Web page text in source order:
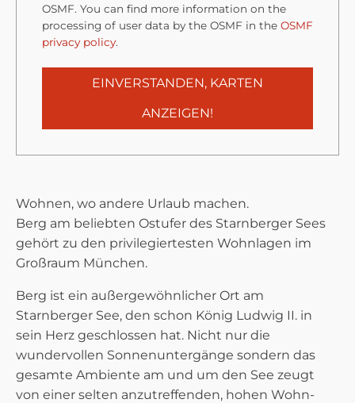
OSMF. You can find more information on the
processing of user data by the OSMF in the OSMF
privacy policy.
EINVERSTANDEN, KARTEN
ANZEIGEN!
Wohnen, wo andere Urlaub machen.
Berg am beliebten Ostufer des Starnberger Sees
gehört zu den privilegiertesten Wohnlagen im
Großraum München.
Berg ist ein außergewöhnlicher Ort am
Starnberger See, den schon König Ludwig II. in
sein Herz geschlossen hat. Nicht nur die
wundervollen Sonnenuntergänge sondern das
gesamte Ambiente am und um den See zeugt
von einer selten anzutreffenden, hohen Wohn-